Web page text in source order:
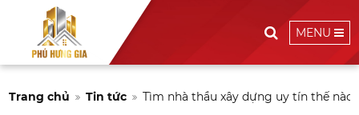
MENU
Trang chủ Tin tức Tìm nhà thầu xây dựng uy tín thế nào